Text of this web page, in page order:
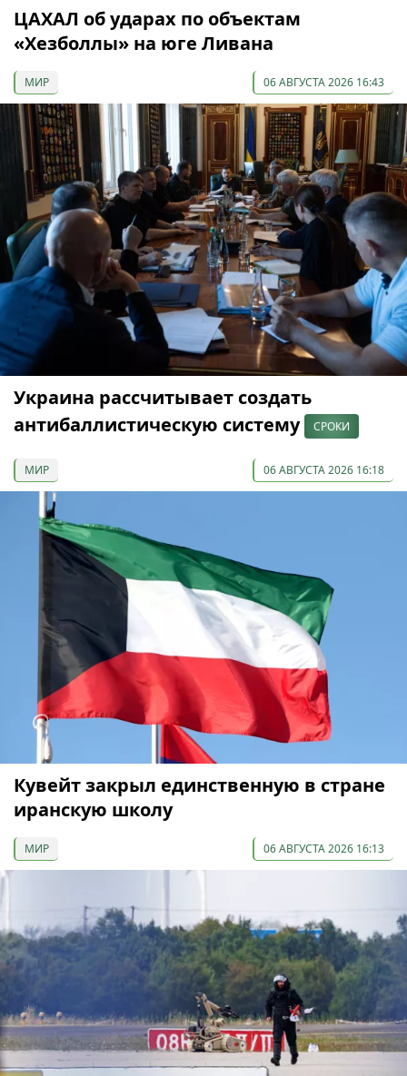
ЦАХАЛ об ударах по объектам
«Хезболлы» на юге Ливана
МИР 06 АВГУСТА 2026 16:43
Украина рассчитывает создать
антибаллистическую систему
СРОКИ
МИР 06 АВГУСТА 2026 16:18
Кувейт закрыл единственную в стране
иранскую школу
МИР 06 АВГУСТА 2026 16:13